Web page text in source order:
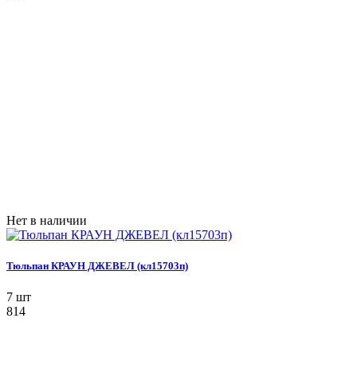
Нет в наличии
Тюльпан КРАУН ДЖЕВЕЛ (кл15703п)
7 шт
814